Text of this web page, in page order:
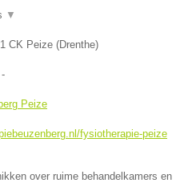
▼
CK Peize (Drenthe)
-
Peize
fysiotherapie-peize
over ruime behandelkamers en